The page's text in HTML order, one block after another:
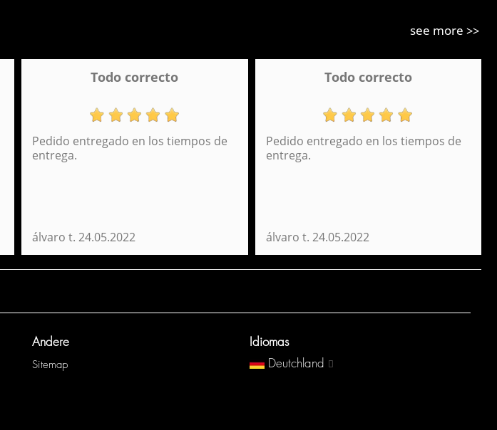
Perona 55734 Rucksack Daypack Hyde Park Perona 54355
see more >>
Todo correcto
Pedido entregado en los tiempos de
entrega.
álvaro t. 24.05.2022
Todo correcto
Pedido entregado en los tiempos de
entrega.
álvaro t. 24.05.2022
Andere
Sitemap
Idiomas
Deutchland